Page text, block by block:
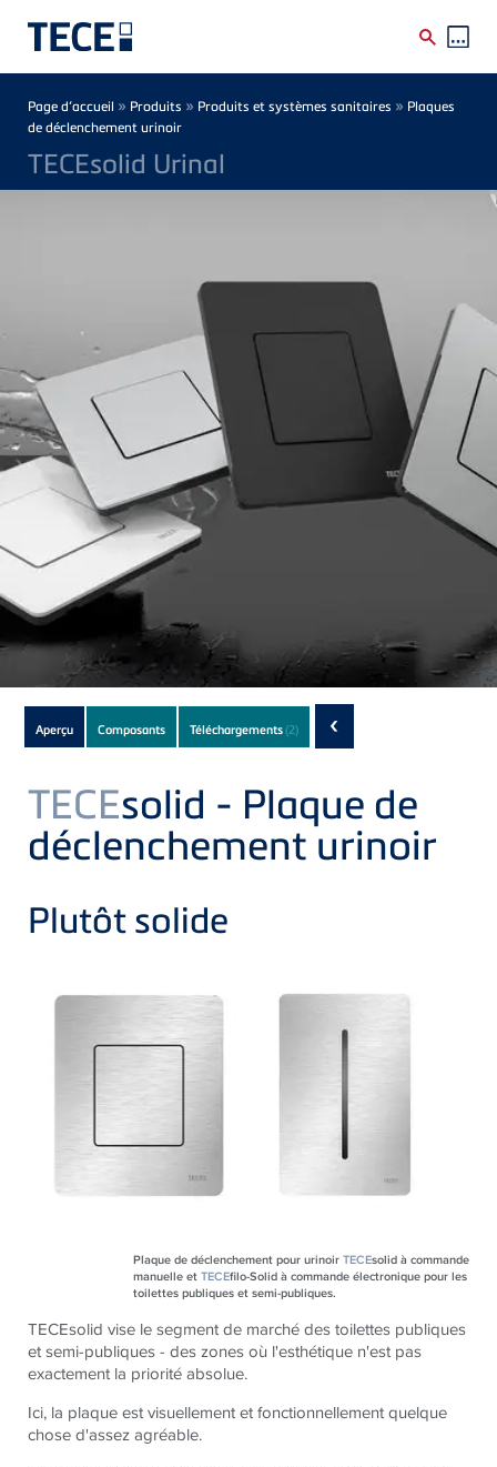
Breadcrumb
Page d’accueil » Produits » Produits et systèmes sanitaires » Plaques
de déclenchement urinoir
TECEsolid Urinal
Subnavigation
of
current
Product
Aperçu Composants Téléchargements(2) ‹
TECEsolid - Plaque de
déclenchement urinoir
Plutôt solide
Plaque de déclenchement pour urinoirTECEsolid à commande
manuelle etTECEfilo-Solid à commande électronique pour les
toilettes publiques et semi-publiques.
TECEsolid vise le segment de marché des toilettes publiques
et semi-publiques - des zones où l'esthétique n'est pas
exactement la priorité absolue.
Ici, la plaque est visuellement et fonctionnellement quelque
chose d'assez agréable.